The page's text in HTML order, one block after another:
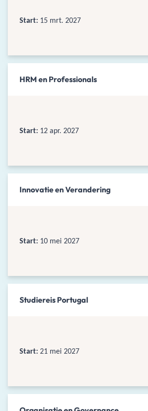
Start: 15 mrt. 2027
HRM en Professionals
Start: 12 apr. 2027
Innovatie en Verandering
Start: 10 mei 2027
Studiereis Portugal
Start: 21 mei 2027